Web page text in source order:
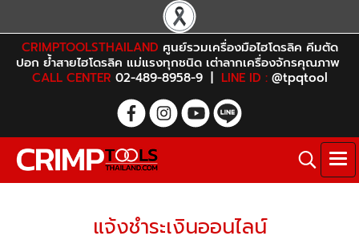
CRIMPTOOLSTHAILAND ศูนย์รวมเครื่องมือไฮโดรลิค คีมตัด
ปอก ย้ำสายไฮโดรลิค แม่แรงทุกชนิด เต่าลากเครื่องจักรคุณภาพ
CALL CENTER 02-489-8958-9 | LINE ID :@tpqtool
แจ้งชำระเงินออนไลน์